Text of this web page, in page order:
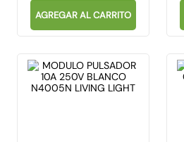
AGREGAR AL CARRITO